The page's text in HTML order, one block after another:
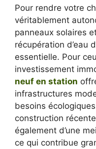
Pour rendre votre
véritablement
panneaux solaires
récupération d’eau
essentielle. Pour
investissement
neuf en station
infrastructures
besoins
construction
également d’une
ce qui contribue